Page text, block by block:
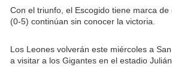
Con el triunfo, el Escogido tiene marca
(0-5) continúan sin conocer la victoria.
Los Leones volverán este miércoles a
a visitar a los Gigantes en el estadio